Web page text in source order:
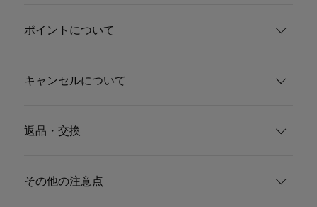
ポイントについて
キャンセルについて
返品・交換
その他の注意点